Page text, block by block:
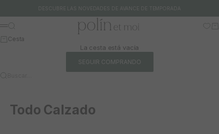
DESCUBRE LAS NOVEDADES DE AVANCE DE TEMPORADA
Polín et moi
Menú
Buscar
Cesta
La cesta está vacía
SEGUIR COMPRANDO
Buscar…
Todo Calzado